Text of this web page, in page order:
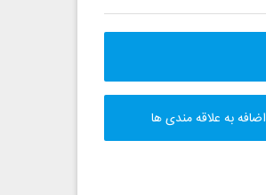
اضافه به علاقه مندی ها